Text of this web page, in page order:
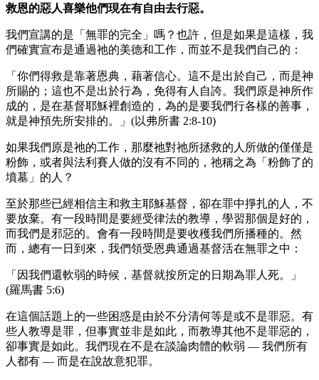
救恩的惡人喜樂他們現在有自由去行惡。
我們宣講的是「無罪的完全」嗎？也許，但是如果是這樣，我
們確實宣布是通過祂的美德和工作，而並不是我們自己的：
「你們得救是靠著恩典，藉著信心。這不是出於自己，而是神
所賜的；這也不是出於行為，免得有人自誇。我們原是神所作
成的，是在基督耶穌裡創造的，為的是要我們行各樣的善事，
就是神預先所安排的。」(以弗所書 2:8-10)
如果我們原是祂的工作，那麼祂對祂所拯救的人所做的僅僅是
粉飾，或者與法利賽人做的沒有不同的，祂稱之為「粉飾了的
墳墓」的人？
至於那些已經相信主和救主耶穌基督，卻在罪中掙扎的人，不
要放棄。有一段時間是要經受律法的教導，學習那個是好的，
而我們是邪惡的。會有一段時間是要收穫我們所播種的。然
而，總有一日到來，我們領受恩典通過基督活在無罪之中：
「因我們還軟弱的時候，基督就按所定的日期為罪人死。」
(羅馬書 5:6)
在這個話題上的一些困惑是由於不分清何等是或不是罪惡。有
些人教導是罪，但事實並非是如此，而教導其他不是罪惡的，
卻事實是如此。我們現在不是在談論肉體的軟弱 — 我們所有
人都有 — 而是在說故意犯罪。